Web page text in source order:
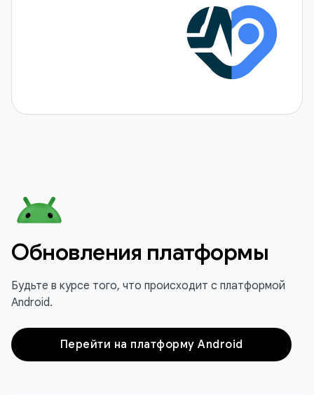
Обновления платформы
Будьте в курсе того, что происходит с платформой
Android.
Перейти на платформу Android